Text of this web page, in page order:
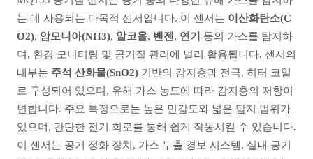
는 데 사용되는 다목적 센서입니다. 이 센서는 이산화탄소(C
O2), 암모니아(NH3), 알코올, 벤젠 , 연기
등의 가스를 탐지하
며, 환경 모니터링 및 공기질 관리에 널리 활용됩니다. 센서의
내부는 주석 산화물(SnO2) 기반의 감지층과 전극, 히터 코일
로 구성되어 있으며, 유해 가스 농도에 따라 감지층의 저항이
변합니다. 주요 특징으로는 높은 민감도와 넓은 탐지 범위가
있으며, 간단한 전기 회로를 통해 쉽게 작동시킬 수 있습니다.
이 센서는 공기 정화 장치, 가스 누출 경보 시스템, 실내 공기